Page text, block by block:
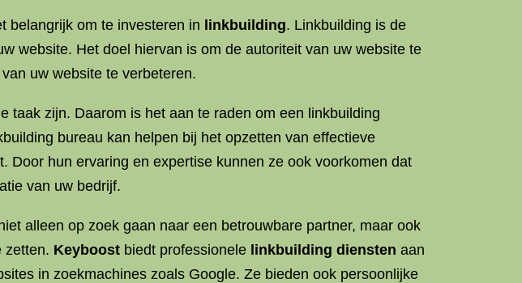
belangrijk om te investeren in linkbuilding. Linkbuilding is de
website. Het doel hiervan is om de autoriteit van uw website te
uw website te verbeteren.
taak zijn. Daarom is het aan te raden om een linkbuilding
bureau kan helpen bij het opzetten van effectieve
Door hun ervaring en expertise kunnen ze ook voorkomen dat
van uw bedrijf.
alleen op zoek gaan naar een betrouwbare partner, maar ook
zetten. Keyboost biedt professionele linkbuilding diensten aan
in zoekmachines zoals Google. Ze bieden ook persoonlijke